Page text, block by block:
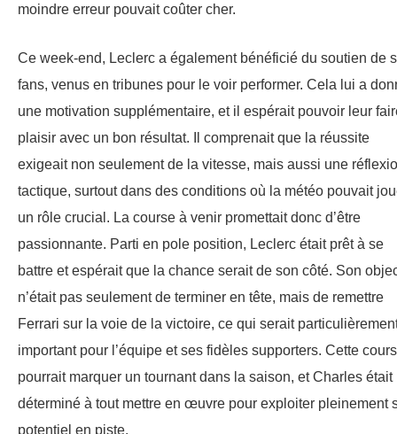
moindre erreur pouvait coûter cher.
Ce week-end, Leclerc a également bénéficié du soutien de
fans, venus en tribunes pour le voir performer. Cela lui a
une motivation supplémentaire, et il espérait pouvoir leur
plaisir avec un bon résultat. Il comprenait que la réussite
exigeait non seulement de la vitesse, mais aussi une
tactique, surtout dans des conditions où la météo pouvait
un rôle crucial. La course à venir promettait donc d’être
passionnante. Parti en pole position, Leclerc était prêt à se
battre et espérait que la chance serait de son côté. Son
n’était pas seulement de terminer en tête, mais de remettre
Ferrari sur la voie de la victoire, ce qui serait
important pour l’équipe et ses fidèles supporters. Cette
pourrait marquer un tournant dans la saison, et Charles était
déterminé à tout mettre en œuvre pour exploiter pleinement
potentiel en piste.